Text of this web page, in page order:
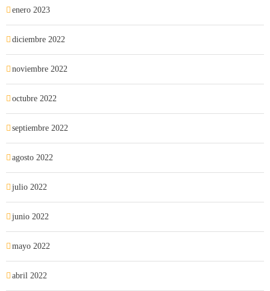
enero 2023
diciembre 2022
noviembre 2022
octubre 2022
septiembre 2022
agosto 2022
julio 2022
junio 2022
mayo 2022
abril 2022